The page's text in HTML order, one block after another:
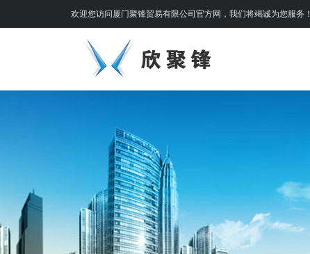
欢迎您访问厦门聚锋贸易有限公司官方网，我们将竭诚为您服务！